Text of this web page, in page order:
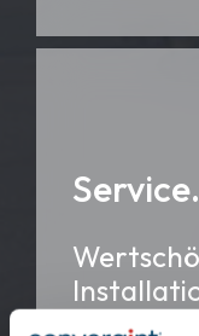
Service.